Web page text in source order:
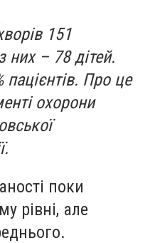
151
них – 78 дітей.
Про це
охорони
поки
рівні, але